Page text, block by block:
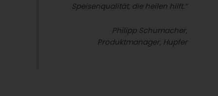
Speisenqualität, die heilen hilft.“
Philipp Schumacher,
Produktmanager, Hupfer